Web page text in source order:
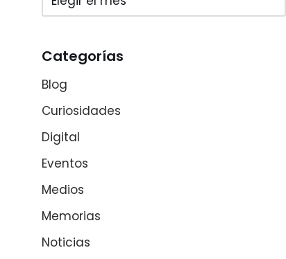
Categorías
Blog
Curiosidades
Digital
Eventos
Medios
Memorias
Noticias